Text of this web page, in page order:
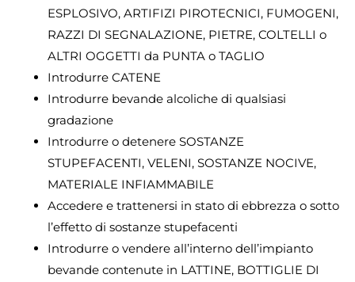
ESPLOSIVO, ARTIFIZI PIROTECNICI, FUMOGENI,
RAZZI DI SEGNALAZIONE, PIETRE, COLTELLI o
ALTRI OGGETTI da PUNTA o TAGLIO
Introdurre CATENE
Introdurre bevande alcoliche di qualsiasi
gradazione
Introdurre o detenere SOSTANZE
STUPEFACENTI, VELENI, SOSTANZE NOCIVE,
MATERIALE INFIAMMABILE
Accedere e trattenersi in stato di ebbrezza o sotto
l’effetto di sostanze stupefacenti
Introdurre o vendere all’interno dell’impianto
bevande contenute in LATTINE, BOTTIGLIE DI